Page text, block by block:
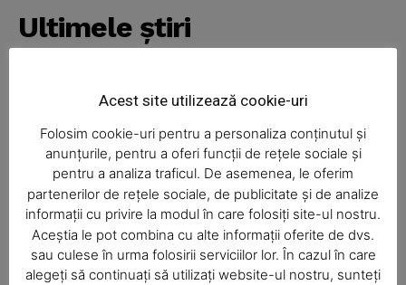
SUBSCRIBE NOW
Ultimele ştiri
Balcon în flăcări într-un bloc din
Mărăţei
Din cauza unei lumânări
nesupravegheate, o bătrână a rămas
fără casă
Acest site utilizează cookie-uri
Folosim cookie-uri pentru a personaliza conținutul și
anunțurile, pentru a oferi funcții de rețele sociale și
pentru a analiza traficul. De asemenea, le oferim
partenerilor de rețele sociale, de publicitate și de analize
informații cu privire la modul în care folosiți site-ul nostru.
Aceștia le pot combina cu alte informații oferite de dvs.
sau culese în urma folosirii serviciilor lor. În cazul în care
alegeți să continuați să utilizați website-ul nostru, sunteți